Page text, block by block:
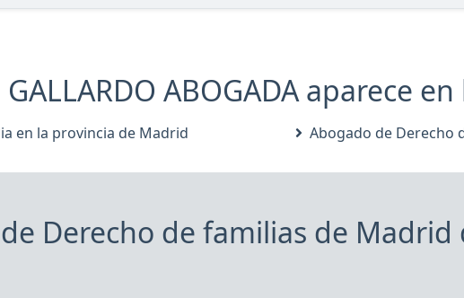
GALLARDO ABOGADA aparece
en la provincia de Madrid Abogado de Derecho
Derecho de familias de